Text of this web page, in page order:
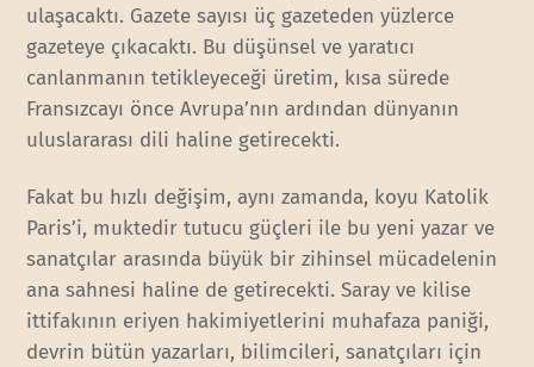
ulaşacaktı. Gazete sayısı üç gazeteden yüzlerce
gazeteye çıkacaktı. Bu düşünsel ve yaratıcı
canlanmanın tetikleyeceği üretim, kısa sürede
Fransızcayı önce Avrupa’nın ardından dünyanın
uluslararası dili haline getirecekti.
Fakat bu hızlı değişim, aynı zamanda, koyu Katolik
Paris’i, muktedir tutucu güçleri ile bu yeni yazar ve
sanatçılar arasında büyük bir zihinsel mücadelenin
ana sahnesi haline de getirecekti. Saray ve kilise
ittifakının eriyen hakimiyetlerini muhafaza paniği,
devrin bütün yazarları, bilimcileri, sanatçıları için